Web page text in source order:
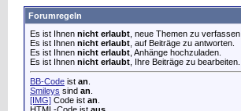
Forumregeln
Es ist Ihnen nicht erlaubt , neue Themen zu verfassen.
Es ist Ihnen nicht erlaubt , auf Beiträge zu antworten.
Es ist Ihnen nicht erlaubt , Anhänge hochzuladen.
Es ist Ihnen nicht erlaubt , Ihre Beiträge zu bearbeiten.
BB-Code ist an
Smileys sind an
[IMG] Code ist an